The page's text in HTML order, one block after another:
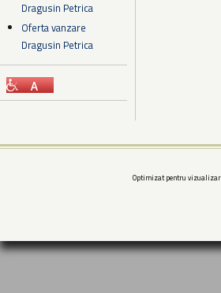
Dragusin Petrica
Oferta vanzare
Dragusin Petrica
Optimizat pentru vizualizare